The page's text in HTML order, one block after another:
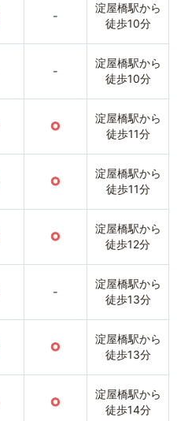
-
淀屋橋駅から
徒歩10分
-
淀屋橋駅から
徒歩10分
○
淀屋橋駅から
徒歩11分
○
淀屋橋駅から
徒歩11分
○
淀屋橋駅から
徒歩12分
-
淀屋橋駅から
徒歩13分
○
淀屋橋駅から
徒歩13分
○
淀屋橋駅から
徒歩14分